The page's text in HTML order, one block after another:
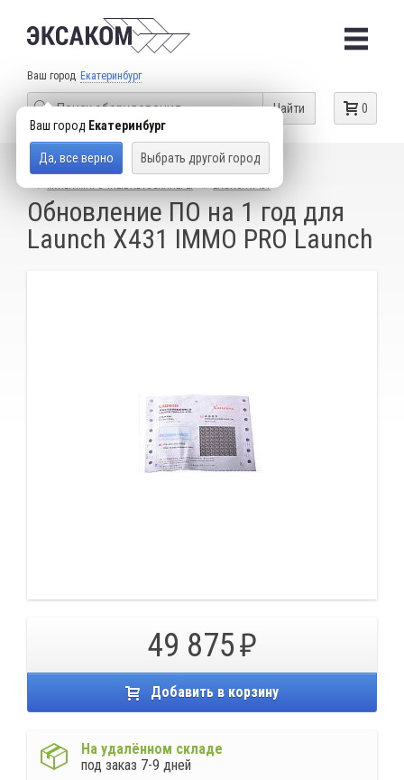
Ваш город Екатеринбург
Ваш город Екатеринбург
Да, все верно Выбрать другой город
0
Найти
КАТАЛОГ ТОВАРОВ
ДИАГНОСТИЧЕСКИЕ СКАНЕРЫ
Обновление ПО на 1 год для
Launch X431 IMMO PRO Launch
49 875
Добавить в корзину
На удалённом складе
под заказ 7-9 дней